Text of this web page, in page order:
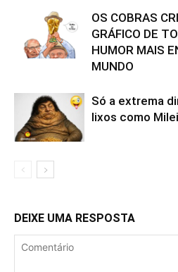
OS COBRAS
GRÁFICO DE
HUMOR MAIS
MUNDO
Só a extrema
lixos como Milei
DEIXE UMA RESPOSTA